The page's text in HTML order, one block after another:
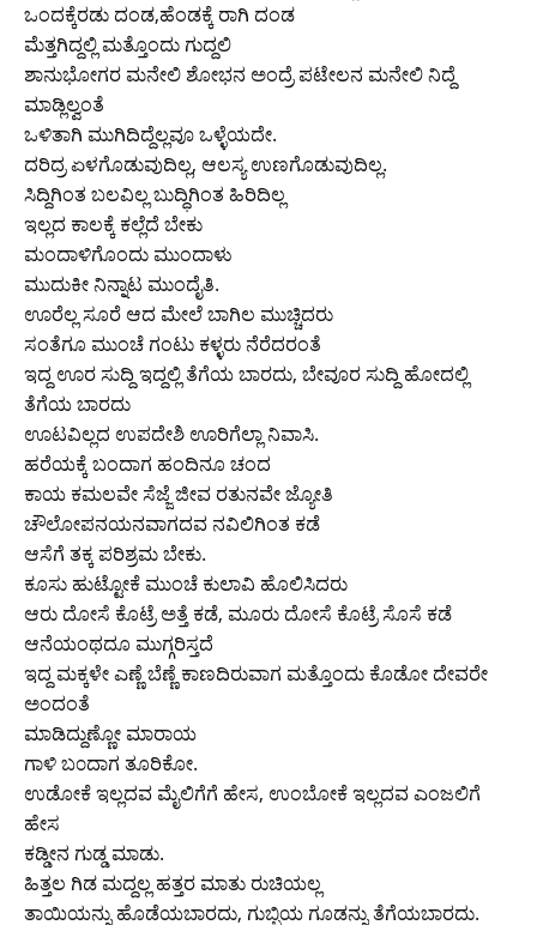
ಒಂದಕ್ಕೆರಡು ದಂಡ,ಹೆಂಡಕ್ಕೆ ರಾಗಿ ದಂಡ
ಮೆತ್ತಗಿದ್ದಲ್ಲಿ ಮತ್ತೊಂದು ಗುದ್ದಲಿ
ಶಾನುಭೋಗರ ಮನೇಲಿ ಶೋಭನ ಅಂದ್ರೆ ಪಟೇಲನ ಮನೇಲಿ ನಿದ್ದೆ
ಮಾಡ್ಲಿಲ್ವಂತೆ
ಒಳಿತಾಗಿ ಮುಗಿದಿದ್ದೆಲ್ಲವೂ ಒಳ್ಳೆಯದೇ.
ದರಿದ್ರ ಏಳಗೊಡುವುದಿಲ್ಲ, ಆಲಸ್ಯ ಉಣಗೊಡುವುದಿಲ್ಲ.
ಸಿದ್ದಿಗಿಂತ ಬಲವಿಲ್ಲ ಬುದ್ಧಿಗಿಂತ ಹಿರಿದಿಲ್ಲ
ಇಲ್ಲದ ಕಾಲಕ್ಕೆ ಕಲ್ಲೆದೆ ಬೇಕು
ಮಂದಾಳಿಗೊಂದು ಮುಂದಾಳು
ಮುದುಕೀ ನಿನ್ನಾಟ ಮುಂದೈತಿ.
ಊರೆಲ್ಲ ಸೂರೆ ಆದ ಮೇಲೆ ಬಾಗಿಲ ಮುಚ್ಚಿದರು
ಸಂತೆಗೂ ಮುಂಚೆ ಗಂಟು ಕಳ್ಳರು ನೆರೆದರಂತೆ
ಇದ್ದ ಊರ ಸುದ್ದಿ ಇದ್ದಲ್ಲಿ ತೆಗೆಯ ಬಾರದು, ಬೇವೂರ ಸುದ್ದಿ ಹೋದಲ್ಲಿ
ತೆಗೆಯ ಬಾರದು
ಊಟವಿಲ್ಲದ ಉಪದೇಶಿ ಊರಿಗೆಲ್ಲಾ ನಿವಾಸಿ.
ಹರೆಯಕ್ಕೆ ಬಂದಾಗ ಹಂದಿನೂ ಚಂದ
ಕಾಯ ಕಮಲವೇ ಸೆಜ್ಜೆ ಜೀವ ರತುನವೇ ಜ್ಯೋತಿ
ಚೌಲೋಪನಯನವಾಗದವ ನವಿಲಿಗಿಂತ ಕಡೆ
ಆಸೆಗೆ ತಕ್ಕ ಪರಿಶ್ರಮ ಬೇಕು.
ಕೂಸು ಹುಟ್ಟೋಕೆ ಮುಂಚೆ ಕುಲಾವಿ ಹೊಲಿಸಿದರು
ಆರು ದೋಸೆ ಕೊಟ್ರೆ ಅತ್ತೆ ಕಡೆ, ಮೂರು ದೋಸೆ ಕೊಟ್ರೆ ಸೊಸೆ ಕಡೆ
ಆನೆಯಂಥದೂ ಮುಗ್ಗರಿಸ್ತದೆ
ಇದ್ದ ಮಕ್ಕಳೇ ಎಣ್ಣೆ ಬೆಣ್ಣೆ ಕಾಣದಿರುವಾಗ ಮತ್ತೊಂದು ಕೊಡೋ ದೇವರೇ
ಅಂದಂತೆ
ಮಾಡಿದ್ದುಣ್ಣೋ ಮಾರಾಯ
ಗಾಳಿ ಬ೦ದಾಗ ತೂರಿಕೋ.
ಉಡೋಕೆ ಇಲ್ಲದವ ಮೈಲಿಗೆಗೆ ಹೇಸ, ಉಂಬೋಕೆ ಇಲ್ಲದವ ಎಂಜಲಿಗೆ
ಹೇಸ
ಕಡ್ಡೀನ ಗುಡ್ಡ ಮಾಡು.
ಹಿತ್ತಲ ಗಿಡ ಮದ್ದಲ್ಲ ಹತ್ತರ ಮಾತು ರುಚಿಯಲ್ಲ
ತಾಯಿಯನ್ನು ಹೊಡೆಯಬಾರದು, ಗುಬ್ಬಿಯ ಗೂಡನ್ನು ತೆಗೆಯಬಾರದು.